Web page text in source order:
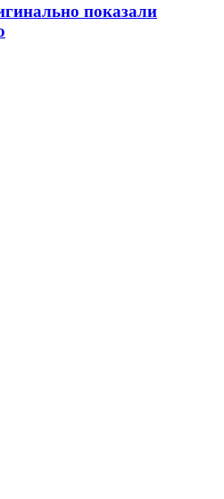
показали